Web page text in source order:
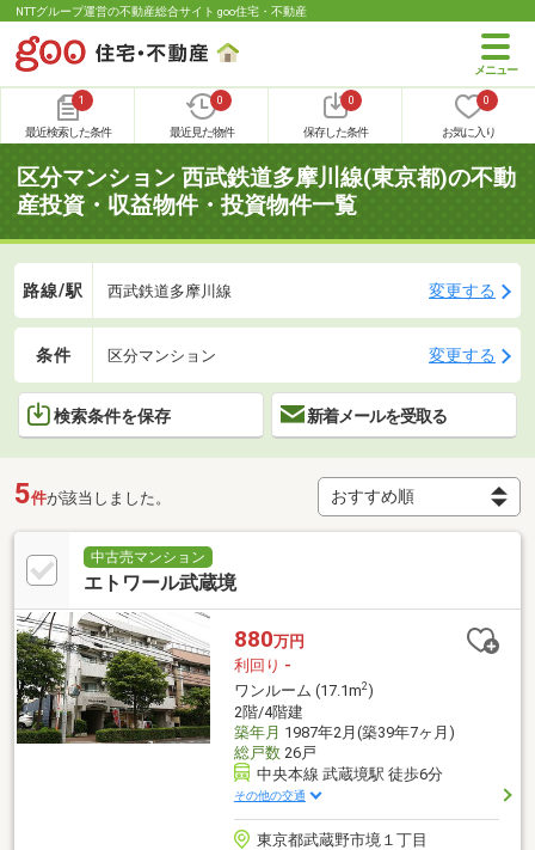
NTTグループ運営の不動産総合サイト goo住宅・不動産
1
最近検索した条件
0
最近見た物件
0
保存した条件
0
お気に入り
区分マンション 西武鉄道多摩川線(東京都)の不動
産投資・収益物件・投資物件一覧
路線/駅 西武鉄道多摩川線 変更する
条件 区分マンション 変更する
検索条件を保存 新着メールを受取る
5件が該当しました。
中古売マンション
エトワール武蔵境
880万円
利回り -
ワンルーム (17.1m2)
2階/4階建
築年月 1987年2月(築39年7ヶ月)
総戸数26戸
中央本線 武蔵境駅 徒歩6分
その他の交通
東京都武蔵野市境１丁目